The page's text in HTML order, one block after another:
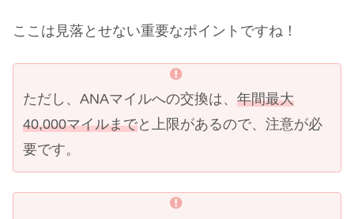
ここは見落とせない重要なポイントですね！
ただし、ANAマイルへの交換は、 年間最大
40,000マイルまでと上限があるので、注意が必
要です。